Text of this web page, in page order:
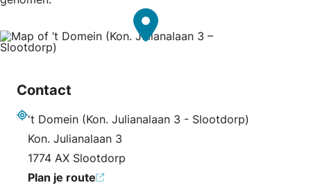
Contact
't Domein (Kon. Julianalaan 3 - Slootdorp)
Kon. Julianalaan 3
1774 AX Slootdorp
Plan je route